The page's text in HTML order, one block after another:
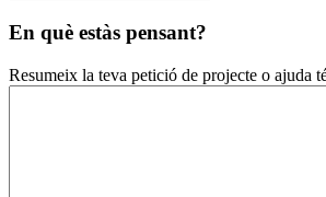
En què estàs pensant?
Resumeix la teva petició de projecte o ajuda